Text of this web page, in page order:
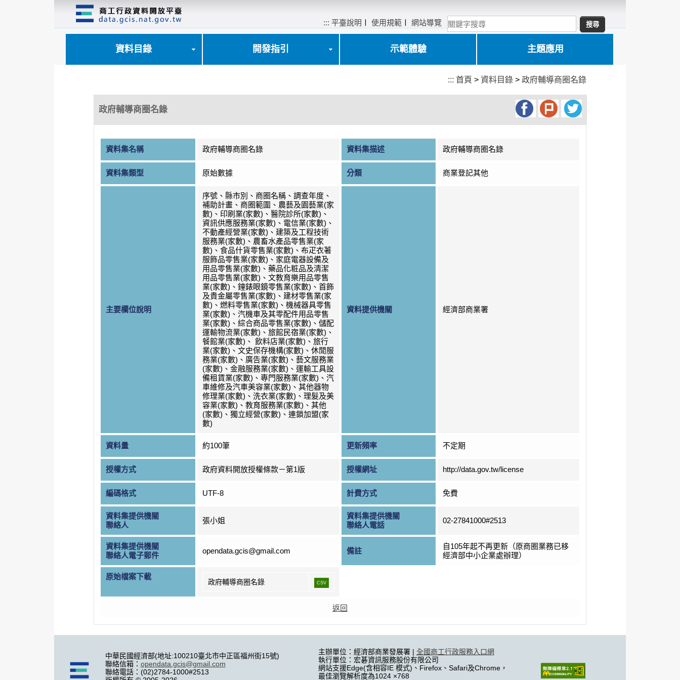
::: 平臺說明 〡使用規範 〡網站導覽
資料目錄 開發指引 示範體驗 主題應用
::: 首頁 >資料目錄 >政府輔導商圈名錄
政府輔導商圈名錄
資料集名稱 政府輔導商圈名錄 資料集描述 政府輔導商圈名錄
資料集類型 原始數據 分類 商業登記其他
主要欄位說明
序號、縣市別、商圈名稱、調查年度、
補助計畫、商圈範圍、農藝及園藝業(家
數)、印刷業(家數)、醫院診所(家數)、
資訊供應服務業(家數)、電信業(家數)、
不動產經營業(家數)、建築及工程技術
服務業(家數)、農畜水產品零售業(家
數)、食品什貨零售業(家數)、布疋衣著
服飾品零售業(家數)、家庭電器設備及
用品零售業(家數)、藥品化粧品及清潔
用品零售業(家數)、文教育樂用品零售
業(家數)、鐘錶眼鏡零售業(家數)、首飾
及貴金屬零售業(家數)、建材零售業(家
數)、燃料零售業(家數)、機械器具零售
業(家數)、汽機車及其零配件用品零售
業(家數)、綜合商品零售業(家數)、儲配
運輸物流業(家數)、旅館民宿業(家數)、
餐館業(家數)、 飲料店業(家數)、旅行
業(家數)、文史保存機構(家數)、休閒服
務業(家數)、廣告業(家數)、藝文服務業
(家數)、金融服務業(家數)、運輸工具設
備租賃業(家數)、專門服務業(家數)、汽
車維修及汽車美容業(家數)、其他器物
修理業(家數)、洗衣業(家數)、理髮及美
容業(家數)、教育服務業(家數)、其他
(家數)、獨立經營(家數)、連鎖加盟(家
數)
資料提供機關 經濟部商業署
資料量 約100筆 更新頻率 不定期
授權方式 政府資料開放授權條款－第1版 授權網址 http://data.gov.tw/license
編碼格式 UTF-8 計費方式 免費
資料集提供機關
聯絡人
張小姐
資料集提供機關
聯絡人電話
02-27841000#2513
資料集提供機關
聯絡人電子郵件
opendata.gcis@gmail.com 備註
自105年起不再更新（原商圈業務已移
經濟部中小企業處辦理）
原始檔案下載
政府輔導商圈名錄 CSV
返回
中華民國經濟部(地址:100210臺北市中正區福州街15號)
聯絡信箱： opendata.gcis@gmail.com
聯絡電話：(02)2784-1000#2513
主辦單位：經濟部商業發展署 | 全國商工行政服務入口網
執行單位：宏碁資訊服務股份有限公司
網站支援Edge(含相容IE 模式)、Firefox、Safari及Chrome，
最佳瀏覽解析度為1024 ×768